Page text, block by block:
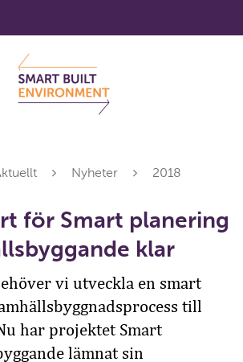
Nyheter 2018
för Smart planering
klar
vi utveckla en smart
till
har projektet Smart
lämnat sin